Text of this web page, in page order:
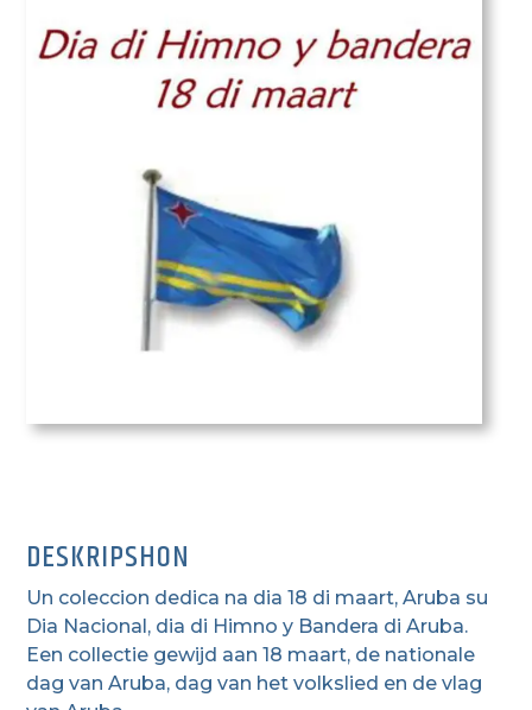
DESKRIPSHON
Un coleccion dedica na dia 18 di maart, Aruba su
Dia Nacional, dia di Himno y Bandera di Aruba.
Een collectie gewijd aan 18 maart, de nationale
dag van Aruba, dag van het volkslied en de vlag